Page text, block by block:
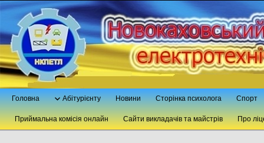
Головна Абітурієнту Новини Сторінка психолога Спорт
Приймальна комісія онлайн Сайти викладачів та майстрів Про